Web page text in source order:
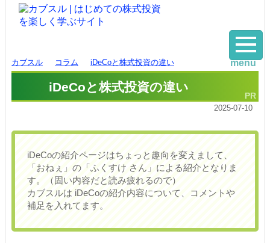
カブスル コラム iDeCoと株式投資の違い
iDeCoと株式投資の違い
2025-07-10
iDeCoの紹介ページはちょっと趣向を変えまして、
「おねぇ」の「ふくすけ さん」による紹介となりま
す。（固い内容だと読み疲れるので）
カブスルは iDeCoの紹介内容について、コメントや
補足を入れてます。
menu